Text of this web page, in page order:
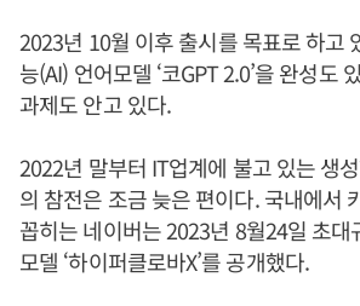
2023년 10월 이후 출시를 목표로 하고
능(AI) 언어모델 ‘코GPT 2.0’을 완성도
과제도 안고 있다.
2022년 말부터 IT업계에 불고 있는 생
의 참전은 조금 늦은 편이다. 국내에서
꼽히는 네이버는 2023년 8월24일 초대
모델 ‘하이퍼클로바X’를 공개했다.